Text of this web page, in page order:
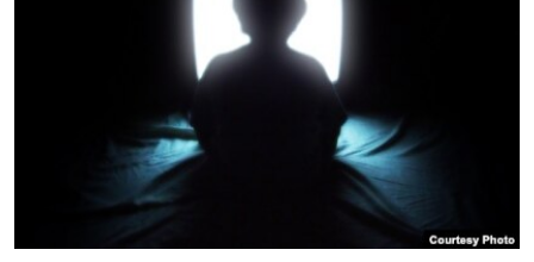
ЭЕ/АРнун бардык сайттары